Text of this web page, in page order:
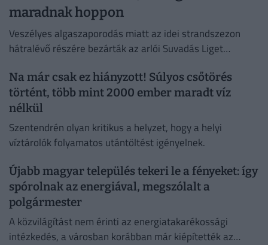
maradnak hoppon
Veszélyes algaszaporodás miatt az idei strandszezon
hátralévő részére bezárták az arlói Suvadás Liget
Na már csak ez hiányzott! Súlyos csőtörés
történt, több mint 2000 ember maradt víz
nélkül
Szentendrén olyan kritikus a helyzet, hogy a helyi
víztárolók folyamatos utántöltést igényelnek.
Újabb magyar település tekeri le a fényeket: így
spórolnak az energiával, megszólalt a
polgármester
A közvilágítást nem érinti az energiatakarékossági
intézkedés, a városban korábban már kiépítették az